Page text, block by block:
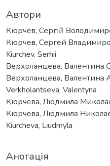
Автори
Кюрчев, Сергій
Кюрчев, Сергей
Kiurchev, Serhii
Верхоланцева, Валентина
Верхоланцева, Валентина
Verkholantseva, Valentyna
Кюрчева, Людмила
Кюрчева, Людмила
Kiurcheva, Liudmyla
Анотація